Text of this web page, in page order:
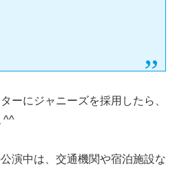
ーにジャニーズを採用したら、
^^
演中は、交通機関や宿泊施設な